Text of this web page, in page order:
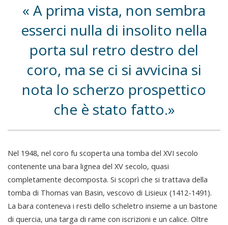
A prima vista, non sembra
esserci nulla di insolito nella
porta sul retro destro del
coro, ma se ci si avvicina si
nota lo scherzo prospettico
che è stato fatto.
Nel 1948, nel coro fu scoperta una tomba del XVI secolo
contenente una bara lignea del XV secolo, quasi
completamente decomposta. Si scoprì che si trattava della
tomba di Thomas van Basin, vescovo di Lisieux (1412-1491).
La bara conteneva i resti dello scheletro insieme a un bastone
di quercia, una targa di rame con iscrizioni e un calice. Oltre